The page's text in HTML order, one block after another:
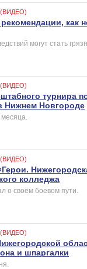
как
могут стать
турнира
Нижнем Новгороде
колледжа
о своём боевом пути.
и шпаргалки